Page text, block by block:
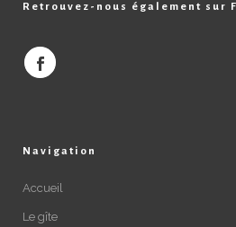
Retrouvez-nous également sur
Navigation
Accueil
Le gîte